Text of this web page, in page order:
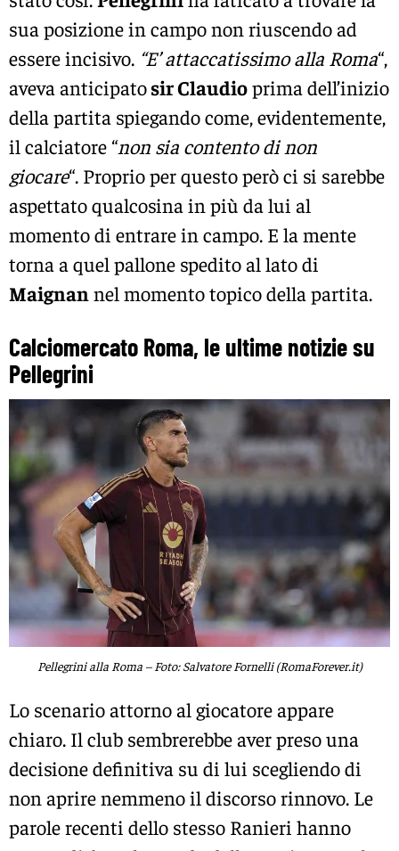
sua posizione in campo non riuscendo ad
essere incisivo. “E’ attaccatissimo alla Roma“,
aveva anticipatosir Claudioprima dell’inizio
della partita spiegando come, evidentemente,
il calciatore “non sia contento di non
giocare“. Proprio per questo però ci si sarebbe
aspettato qualcosina in più da lui al
momento di entrare in campo. E la mente
torna a quel pallone spedito al lato di
Maignannel momento topico della partita.
Calciomercato Roma, le ultime notizie su
Pellegrini
Pellegrini alla Roma – Foto: Salvatore Fornelli (RomaForever.it)
Lo scenario attorno al giocatore appare
chiaro. Il club sembrerebbe aver preso una
decisione definitiva su di lui scegliendo di
non aprire nemmeno il discorso rinnovo. Le
parole recenti dello stesso Ranieri hanno